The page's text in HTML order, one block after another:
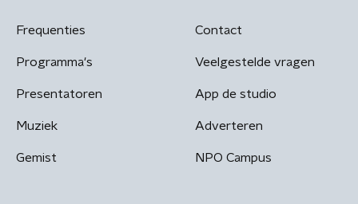
Frequenties
Programma's
Presentatoren
Muziek
Gemist
Contact
Veelgestelde vragen
App de studio
Adverteren
NPO Campus